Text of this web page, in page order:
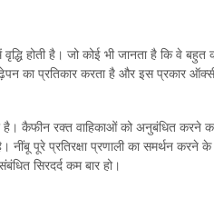
वृद्धि होती है। जो कोई भी जानता है कि वे बहुत
का प्रतिकार करता है और इस प्रकार
है। कैफीन रक्त वाहिकाओं को अनुबंधित करने
पूरे प्रतिरक्षा प्रणाली का समर्थन करने के
सिरदर्द कम बार हो।